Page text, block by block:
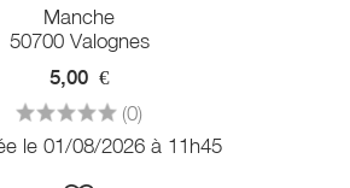
Manche
50700 Valognes
5,00 €
(0)
le 01/08/2026 à 11h45